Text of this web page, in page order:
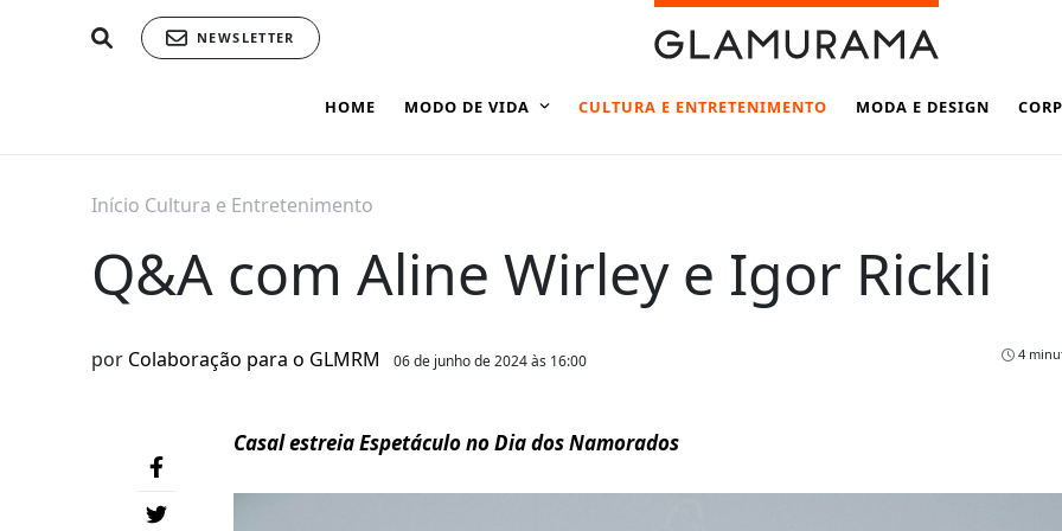
NEWSLETTER
HOME MODO DE VIDA CULTURA E ENTRETENIMENTO MODA E DESIGN
Início Cultura e Entretenimento
Q&A com Aline Wirley e Igor Rickli
por Colaboração para o GLMRM 06 de junho de 2024 às 16:00 4
Casal estreia Espetáculo no Dia dos Namorados